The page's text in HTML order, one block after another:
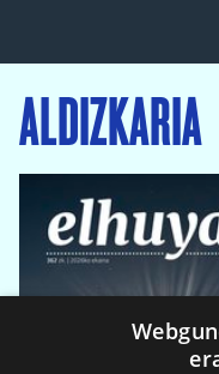
ALDIZKARIA